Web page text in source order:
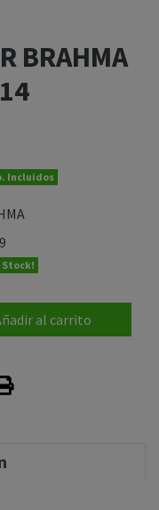
BRAHMA
Incluidos
Stock!
al carrito